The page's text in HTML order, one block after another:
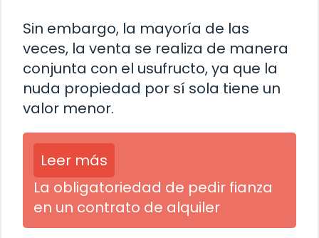
Sin embargo, la mayoría de las
veces, la venta se realiza de manera
conjunta con el usufructo, ya que la
nuda propiedad por sí sola tiene un
valor menor.
Leer más
La obligatoriedad de pedir fianza
en un contrato de alquiler